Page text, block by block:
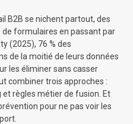
B2B se nichent partout, des
formulaires en passant par
(2025), 76 % des
de la moitié de leurs données
les éliminer sans casser
combiner trois approches :
règles métier de fusion. Et
pour ne pas voir les